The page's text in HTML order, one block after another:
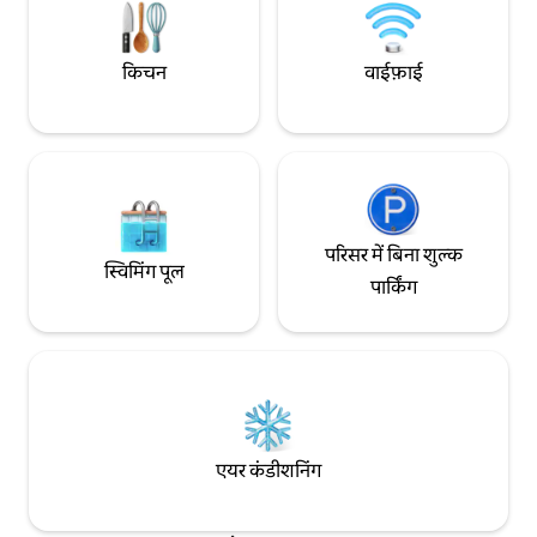
किचन वाईफ़ाई
स्विमिंग पूल
परिसर में बिना शुल्क
पार्किंग
एयर कंडीशनिंग